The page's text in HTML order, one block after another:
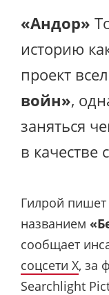
«Андор»
историю
проект
войн»,
заняться
в
Гилрой
названием
сообщает
соцсети X, за
Searchlight